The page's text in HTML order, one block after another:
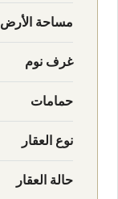
مساحة الأرض
غرف نوم
حمامات
نوع العقار
حالة العقار